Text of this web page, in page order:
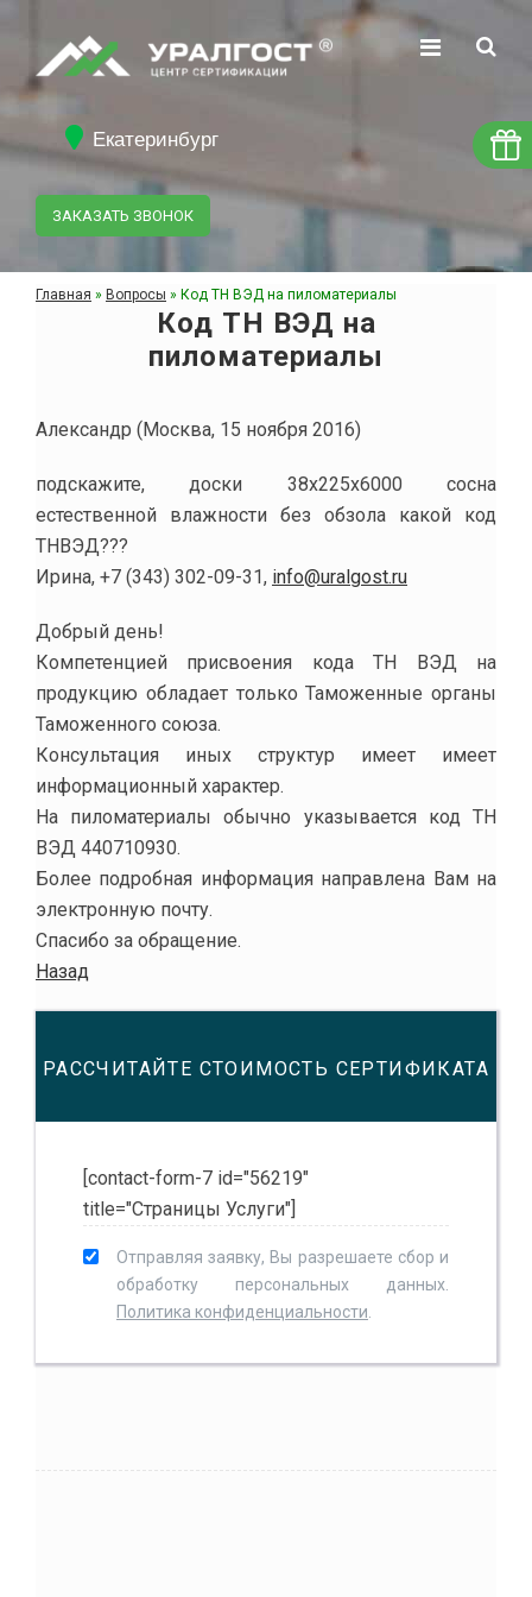
Екатеринбург
ЗАКАЗАТЬ ЗВОНОК
Главная » Вопросы » Код ТН ВЭД на пиломатериалы
Код ТН ВЭД на
пиломатериалы
Александр (Москва, 15 ноября 2016)
подскажите, доски 38x225x6000 сосна
естественной влажности без обзола какой код
ТНВЭД???
Ирина, +7 (343) 302-09-31, info@uralgost.ru
Добрый день!
Компетенцией присвоения кода ТН ВЭД на
продукцию обладает только Таможенные органы
Таможенного союза.
Консультация иных структур имеет имеет
информационный характер.
На пиломатериалы обычно указывается код ТН
ВЭД 440710930.
Более подробная информация направлена Вам на
электронную почту.
Спасибо за обращение.
Назад
РАССЧИТАЙТЕ СТОИМОСТЬ СЕРТИФИКАТА
[contact-form-7 id="56219"
title="Страницы Услуги"]
Отправляя заявку, Вы разрешаете сбор и
обработку персональных данных.
Политика конфиденциальности